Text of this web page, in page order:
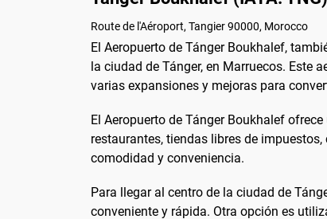
Route de l'Aéroport, Tangier 90000, Morocco
El Aeropuerto de Tánger Boukhalef,
la ciudad de Tánger, en Marruecos. Este
varias expansiones y mejoras para
El Aeropuerto de Tánger Boukhalef
restaurantes, tiendas libres de
comodidad y conveniencia.
Para llegar al centro de la ciudad de
conveniente y rápida. Otra opción es